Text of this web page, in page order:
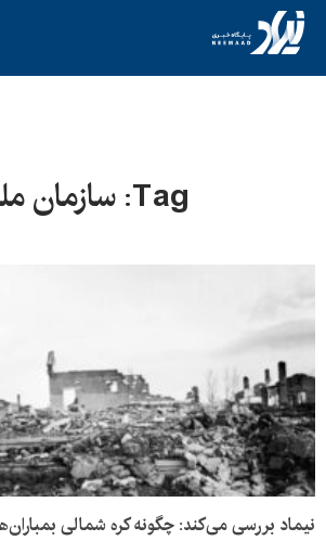
Tag: سازمان ملل
نیماد بررسی می‌کند: چگونه کره شمالی